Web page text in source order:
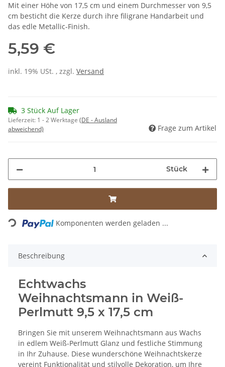
Mit einer Höhe von 17,5 cm und einem Durchmesser von 9,5
cm besticht die Kerze durch ihre filigrane Handarbeit und
das edle Metallic-Finish.
5,59 €
inkl. 19% USt. , zzgl. Versand
3 Stück Auf Lager
Lieferzeit: 1 - 2 Werktage (DE - Ausland
abweichend)
Frage zum Artikel
Stück
Loading... Komponenten werden geladen ...
Beschreibung
Echtwachs
Weihnachtsmann in Weiß-
Perlmutt 9,5 x 17,5 cm
Bringen Sie mit unserem Weihnachtsmann aus Wachs
in edlem Weiß-Perlmutt Glanz und festliche Stimmung
in Ihr Zuhause. Diese wunderschöne Weihnachtskerze
vereint Funktionalität und stilvolle Dekoration, um Ihre